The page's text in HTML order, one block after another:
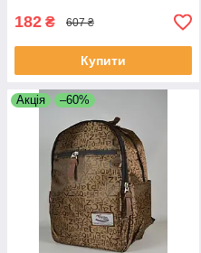
182 ₴ 607 ₴
Купити
Акція –60%